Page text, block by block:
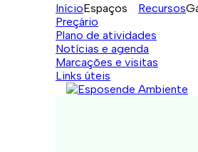
InícioEspaços Recursos
Preçário
Plano de atividades
Notícias e agenda
Marcações e visitas
Links úteis